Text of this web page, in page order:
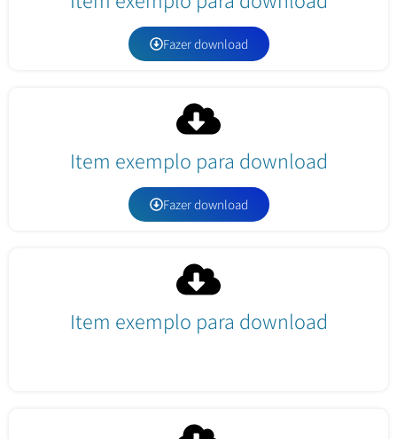
Fazer download
Item exemplo para download
Fazer download
Item exemplo para download